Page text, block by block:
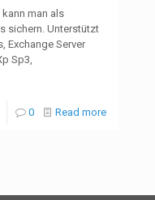
man als
sichern. Unterstützt
Exchange Server
Sp3,
0 Read more